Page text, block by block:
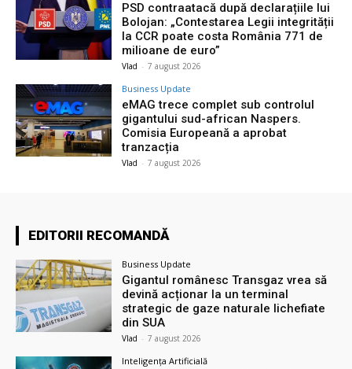
PSD contraatacă după declarațiile lui
Bolojan: „Contestarea Legii integrității
la CCR poate costa România 771 de
milioane de euro”
Vlad - 7 august 2026
Business Update
eMAG trece complet sub controlul
gigantului sud-african Naspers.
Comisia Europeană a aprobat
tranzacția
Vlad - 7 august 2026
EDITORII RECOMANDĂ
Business Update
Gigantul românesc Transgaz vrea să
devină acționar la un terminal
strategic de gaze naturale lichefiate
din SUA
Vlad - 7 august 2026
Inteligența Artificială